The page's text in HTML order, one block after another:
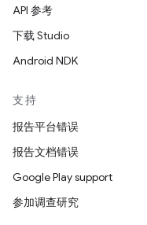
API 参考
下载 Studio
Android NDK
支持
报告平台错误
报告文档错误
Google Play support
参加调查研究